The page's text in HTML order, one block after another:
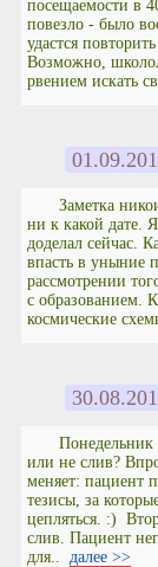
посещаемости в
повезло - было
удастся
Возможно,
рвением искать
Заметка
ни к какой дате.
доделал сейчас.
впасть в уныние
рассмотрении
с образованием.
космические
Понедельник
или не слив?
меняет: пациент
тезисы, за
цепляться. :)
слив. Пациент
для.. далее >>